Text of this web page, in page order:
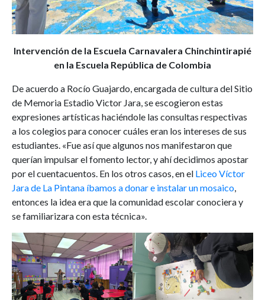
Intervención de la Escuela Carnavalera Chinchintirapié
en la Escuela República de Colombia
De acuerdo a Rocío Guajardo, encargada de cultura del Sitio
de Memoria Estadio Victor Jara, se escogieron estas
expresiones artísticas haciéndole las consultas respectivas
a los colegios para conocer cuáles eran los intereses de sus
estudiantes. «Fue así que algunos nos manifestaron que
querían impulsar el fomento lector, y ahí decidimos apostar
por el cuentacuentos. En los otros casos, en el Liceo Víctor
Jara de La Pintana íbamos a donar e instalar un mosaico,
entonces la idea era que la comunidad escolar conociera y
se familiarizara con esta técnica».